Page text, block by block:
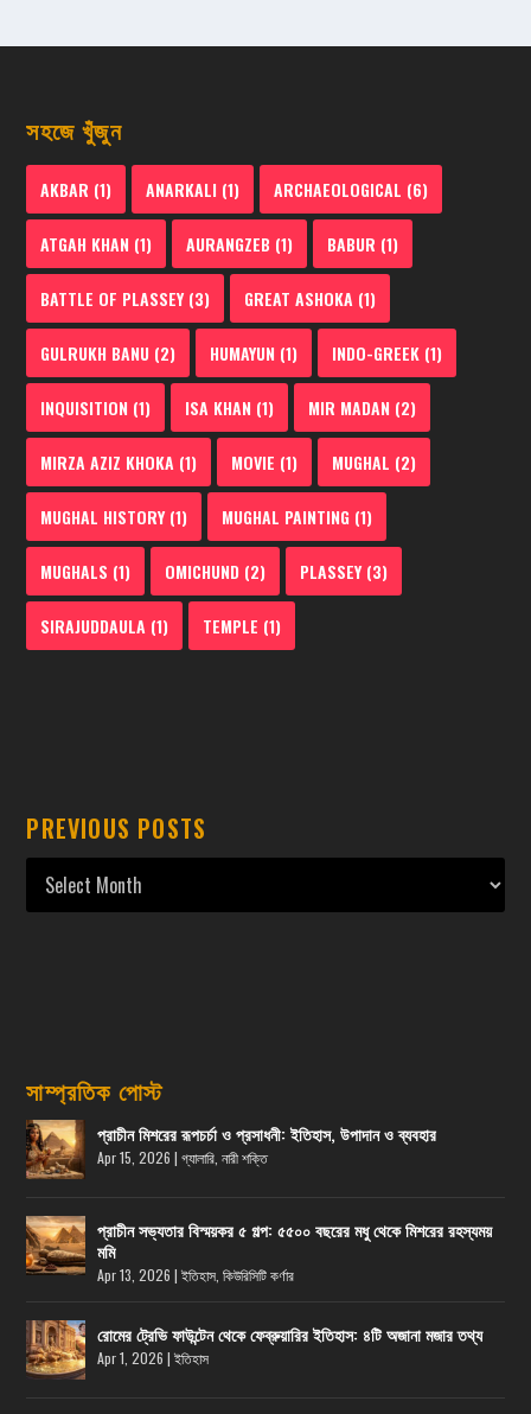
সহজে খুঁজুন
AKBAR (1) ANARKALI (1) ARCHAEOLOGICAL (6)
ATGAH KHAN (1) AURANGZEB (1) BABUR (1)
BATTLE OF PLASSEY(3) GREAT ASHOKA (1)
GULRUKH BANU (2) HUMAYUN (1) INDO-GREEK (1)
INQUISITION (1) ISA KHAN (1) MIR MADAN (2)
MIRZA AZIZ KHOKA (1) MOVIE (1) MUGHAL (2)
MUGHAL HISTORY(1) MUGHAL PAINTING (1)
MUGHALS (1) OMICHUND (2) PLASSEY(3)
SIRAJUDDAULA (1) TEMPLE (1)
PREVIOUS POSTS
সাম্প্রতিক পোস্ট
প্রাচীন মিশরের রূপচর্চা ও প্রসাধনী: ইতিহাস, উপাদান ও ব্যবহার
Apr 15, 2026 |গ্যালারি ,নারী শক্তি
প্রাচীন সভ্যতার বিস্ময়কর ৫ গল্প: ৫৫০০ বছরের মধু থেকে মিশরের রহস্যময়
মমি
Apr 13, 2026 |ইতিহাস ,কিউরিসিটি কর্ণার
রোমের ট্রেভি ফাউন্টেন থেকে ফেব্রুয়ারির ইতিহাস: ৪টি অজানা মজার তথ্য
Apr 1, 2026 |ইতিহাস